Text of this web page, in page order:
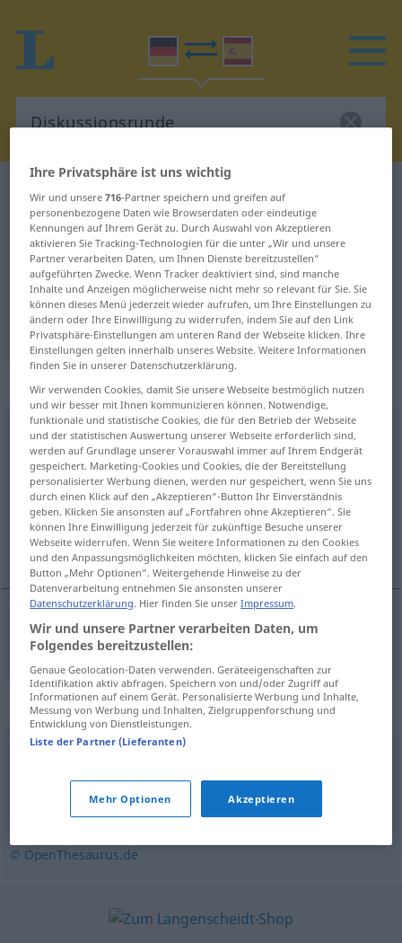
Deutsch-Spanisch Wörterbuch Diskussionsrunde
Deutsch-Spanisch Übersetzung für
"Diskussionsrunde"
"Diskussionsrunde" Spanisch
Übersetzung
„Diskussionsrunde“: Femininum
Diskussionsrundef <Diskussionsrunde;
Diskussionsrunden>
Übersicht aller Übersetzungen
(Für mehr Details die Übersetzung anklicken/antippen)
mesa redonda
mesafredonda Diskussionsrunde
Synonyme für "Diskussionsrunde"
Podiumsdiskussion,Forum
© OpenThesaurus.de
Ihre Privatsphäre ist uns wichtig
Wir und unsere716-Partner speichern und greifen auf
personenbezogene Daten wie Browserdaten oder eindeutige
Kennungen auf Ihrem Gerät zu. Durch Auswahl von Akzeptieren
aktivieren Sie Tracking-Technologien für die unter „Wir und unsere
Partner verarbeiten Daten, um Ihnen Dienste bereitzustellen“
aufgeführten Zwecke. Wenn Tracker deaktiviert sind, sind manche
Inhalte und Anzeigen möglicherweise nicht mehr so relevant für Sie. Sie
können dieses Menü jederzeit wieder aufrufen, um Ihre Einstellungen zu
ändern oder Ihre Einwilligung zu widerrufen, indem Sie auf den Link
Privatsphäre-Einstellungen am unteren Rand der Webseite klicken. Ihre
Einstellungen gelten innerhalb unseres Website. Weitere Informationen
finden Sie in unserer Datenschutzerklärung.
Wir verwenden Cookies, damit Sie unsere Webseite bestmöglich nutzen
und wir besser mit Ihnen kommunizieren können. Notwendige,
funktionale und statistische Cookies, die für den Betrieb der Webseite
und der statistischen Auswertung unserer Webseite erforderlich sind,
werden auf Grundlage unserer Vorauswahl immer auf Ihrem Endgerät
gespeichert. Marketing-Cookies und Cookies, die der Bereitstellung
personalisierter Werbung dienen, werden nur gespeichert, wenn Sie uns
durch einen Klick auf den „Akzeptieren“-Button Ihr Einverständnis
geben. Klicken Sie ansonsten auf „Fortfahren ohne Akzeptieren“. Sie
können Ihre Einwilligung jederzeit für zukünftige Besuche unserer
Webseite widerrufen. Wenn Sie weitere Informationen zu den Cookies
und den Anpassungsmöglichkeiten möchten, klicken Sie einfach auf den
Button „Mehr Optionen“. Weitergehende Hinweise zu der
Datenverarbeitung entnehmen Sie ansonsten unserer
Datenschutzerklärung. Hier finden Sie unserImpressum.
Wir und unsere Partner verarbeiten Daten, um
Folgendes bereitzustellen:
Genaue Geolocation-Daten verwenden. Geräteeigenschaften zur
Identifikation aktiv abfragen. Speichern von und/oder Zugriff auf
Informationen auf einem Gerät. Personalisierte Werbung und Inhalte,
Messung von Werbung und Inhalten, Zielgruppenforschung und
Entwicklung von Dienstleistungen.
Liste der Partner (Lieferanten)
Mehr Optionen Akzeptieren